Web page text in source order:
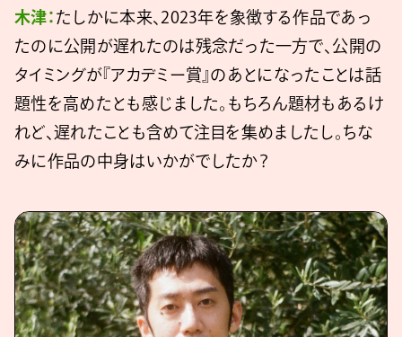
木津： たしかに本来、2023年を象徴する作品であっ
たのに公開が遅れたのは残念だった一方で、公開の
タイミングが『アカデミー賞』のあとになったことは話
題性を高めたとも感じました。もちろん題材もあるけ
れど、遅れたことも含めて注目を集めましたし。ちな
みに作品の中身はいかがでしたか？